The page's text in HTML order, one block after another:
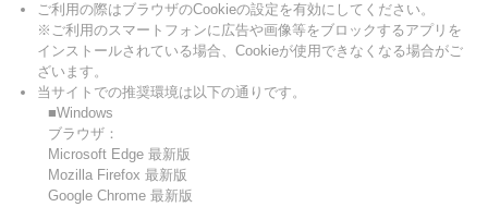
ご利用の際はブラウザのCookieの設定を有効にしてください。
※ご利用のスマートフォンに広告や画像等をブロックするアプリを
インストールされている場合、Cookieが使用できなくなる場合がご
ざいます。
当サイトでの推奨環境は以下の通りです。
■Windows
ブラウザ：
Microsoft Edge 最新版
Mozilla Firefox 最新版
Google Chrome 最新版